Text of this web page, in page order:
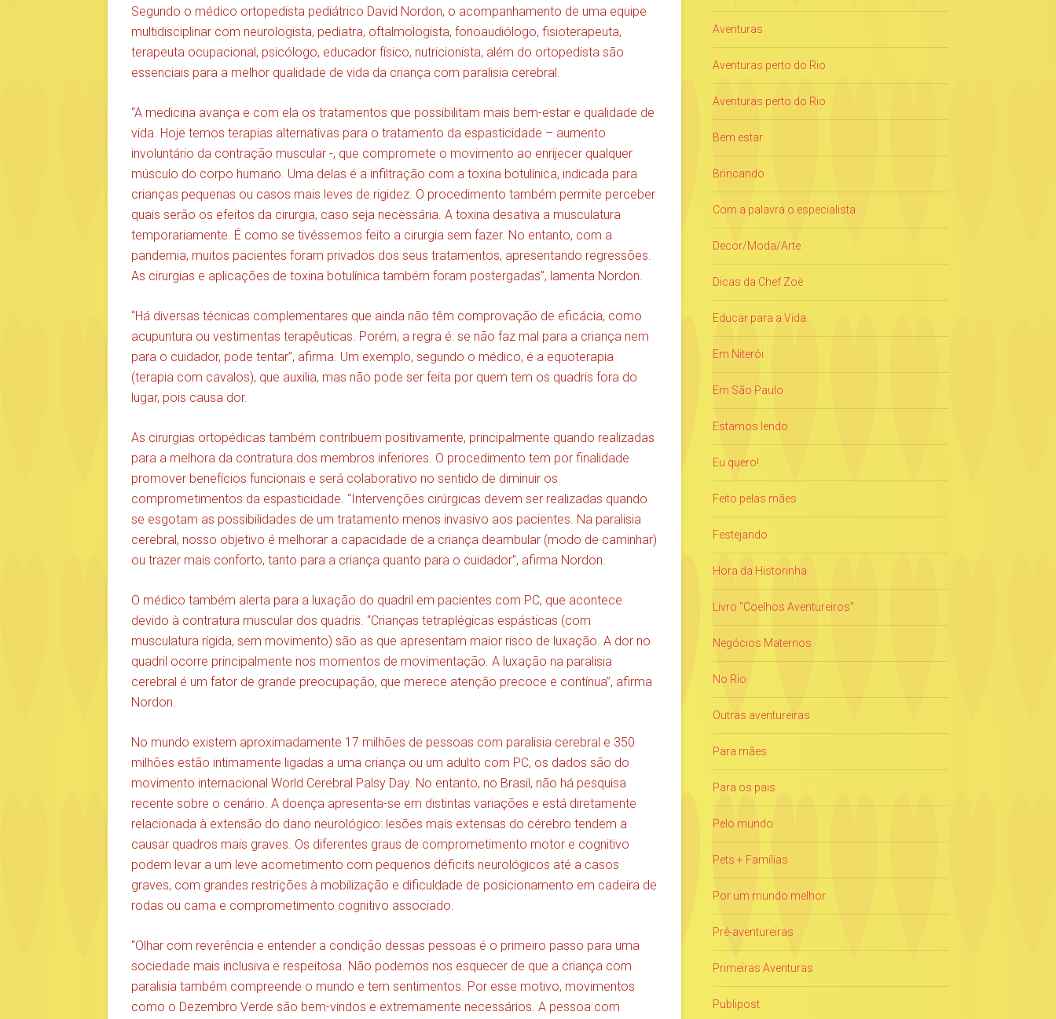
Segundo o médico ortopedista pediátrico David Nordon, o acompanhamento de uma equipe
multidisciplinar com neurologista, pediatra, oftalmologista, fonoaudiólogo, fisioterapeuta,
terapeuta ocupacional, psicólogo, educador físico, nutricionista, além do ortopedista são
essenciais para a melhor qualidade de vida da criança com paralisia cerebral.
“A medicina avança e com ela os tratamentos que possibilitam mais bem-estar e qualidade de
vida. Hoje temos terapias alternativas para o tratamento da espasticidade – aumento
involuntário da contração muscular -, que compromete o movimento ao enrijecer qualquer
músculo do corpo humano. Uma delas é a infiltração com a toxina botulínica, indicada para
crianças pequenas ou casos mais leves de rigidez. O procedimento também permite perceber
quais serão os efeitos da cirurgia, caso seja necessária. A toxina desativa a musculatura
temporariamente. É como se tivéssemos feito a cirurgia sem fazer. No entanto, com a
pandemia, muitos pacientes foram privados dos seus tratamentos, apresentando regressões.
As cirurgias e aplicações de toxina botulínica também foram postergadas”, lamenta Nordon.
“Há diversas técnicas complementares que ainda não têm comprovação de eficácia, como
acupuntura ou vestimentas terapêuticas. Porém, a regra é: se não faz mal para a criança nem
para o cuidador, pode tentar”, afirma. Um exemplo, segundo o médico, é a equoterapia
(terapia com cavalos), que auxilia, mas não pode ser feita por quem tem os quadris fora do
lugar, pois causa dor.
As cirurgias ortopédicas também contribuem positivamente, principalmente quando realizadas
para a melhora da contratura dos membros inferiores. O procedimento tem por finalidade
promover benefícios funcionais e será colaborativo no sentido de diminuir os
comprometimentos da espasticidade. “Intervenções cirúrgicas devem ser realizadas quando
se esgotam as possibilidades de um tratamento menos invasivo aos pacientes. Na paralisia
cerebral, nosso objetivo é melhorar a capacidade de a criança deambular (modo de caminhar)
ou trazer mais conforto, tanto para a criança quanto para o cuidador”, afirma Nordon.
O médico também alerta para a luxação do quadril em pacientes com PC, que acontece
devido à contratura muscular dos quadris. “Crianças tetraplégicas espásticas (com
musculatura rígida, sem movimento) são as que apresentam maior risco de luxação. A dor no
quadril ocorre principalmente nos momentos de movimentação. A luxação na paralisia
cerebral é um fator de grande preocupação, que merece atenção precoce e contínua”, afirma
Nordon.
No mundo existem aproximadamente 17 milhões de pessoas com paralisia cerebral e 350
milhões estão intimamente ligadas a uma criança ou um adulto com PC, os dados são do
movimento internacional World Cerebral Palsy Day. No entanto, no Brasil, não há pesquisa
recente sobre o cenário. A doença apresenta-se em distintas variações e está diretamente
relacionada à extensão do dano neurológico: lesões mais extensas do cérebro tendem a
causar quadros mais graves. Os diferentes graus de comprometimento motor e cognitivo
podem levar a um leve acometimento com pequenos déficits neurológicos até a casos
graves, com grandes restrições à mobilização e dificuldade de posicionamento em cadeira de
rodas ou cama e comprometimento cognitivo associado.
“Olhar com reverência e entender a condição dessas pessoas é o primeiro passo para uma
sociedade mais inclusiva e respeitosa. Não podemos nos esquecer de que a criança com
paralisia também compreende o mundo e tem sentimentos. Por esse motivo, movimentos
como o Dezembro Verde são bem-vindos e extremamente necessários. A pessoa com
Aventuras
Aventuras perto do Rio
Aventuras perto do Rio
Bem estar
Brincando
Com a palavra o especialista
Decor/Moda/Arte
Dicas da Chef Zoë
Educar para a Vida
Em Niterói
Em São Paulo
Estamos lendo
Eu quero!
Feito pelas mães
Festejando
Hora da Historinha
Livro "Coelhos Aventureiros"
Negócios Maternos
No Rio
Outras aventureiras
Para mães
Para os pais
Pelo mundo
Pets + Famílias
Por um mundo melhor
Pré-aventureiras
Primeiras Aventuras
Publipost